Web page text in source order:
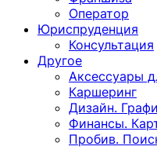
Оператор
Юриспруденция
Консультация
Другoе
Аксессуары
Каршеринг
Дизайн.
Финансы.
Пробив.